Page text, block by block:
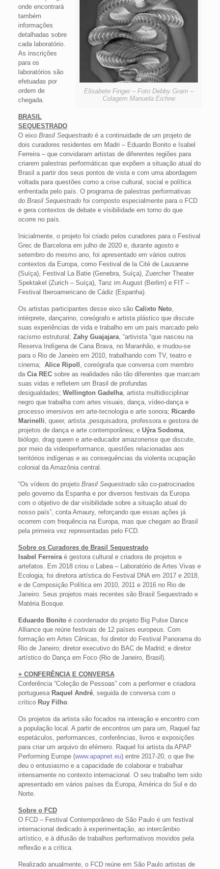
Elisabete Finger – Foto Debby Gram –
Colagem Manuela Eichne
onde encontrará
também
informações
detalhadas sobre
cada laboratório.
As inscrições
para os
laboratórios são
efetuadas por
ordem de
chegada.
BRASIL
SEQUESTRADO
O eixo Brasil Sequestradoé a continuidade de um projeto de
dois curadores residentes em Madri – Eduardo Bonito e Isabel
Ferreira – que convidaram artistas de diferentes regiões para
criarem palestras performáticas que expõem a situação atual do
Brasil a partir dos seus pontos de vista e com uma abordagem
voltada para questões como a crise cultural, social e política
enfrentada pelo país. O programa de palestras performativas
do Brasil Sequestrado foi composto especialmente para o FCD
e gera contextos de debate e visibilidade em torno do que
ocorre no país.
Inicialmente, o projeto foi criado pelos curadores para o Festival
Grec de Barcelona em julho de 2020 e, durante agosto e
setembro do mesmo ano, foi apresentado em vários outros
contextos da Europa, como Festival de la Cité de Lausanne
(Suíça), Festival La Batie (Genebra, Suíça), Zuercher Theater
Spektakel (Zurich – Suíça), Tanz im August (Berlim) e FIT –
Festival Iberoamericano de Cádiz (Espanha).
Os artistas participantes desse eixo são Calixto Neto,
intérprete, dançarino, coreógrafo e artista plástico que discute
suas experiências de vida e trabalho em um país marcado pelo
racismo estrutural; Zahy Guajajara, “artivista “que nasceu na
Reserva Indígena de Cana Brava, no Maranhão, e mudou-se
para o Rio de Janeiro em 2010, trabalhando com TV, teatro e
cinema; Alice Ripoll , coreógrafa que conversa com membro
da Cia RECsobre as realidades não tão diferentes que marcam
suas vidas e refletem um Brasil de profundas
desigualdades; Wellington Gadelha, artista multidisciplinar
negro que trabalha com artes visuais, dança, vídeo-dança e
processo imersivos em arte-tecnologia e arte sonora; Ricardo
Marinelli, queer, artista ,pesquisadora, professora e gestora de
projetos de dança e arte contemporânea; eUýra Sodoma,
biólogo, drag queen e arte-educador amazonense que discute,
por meio da videoperformance, questões relacionadas aos
territórios indígenas e as consequências da violenta ocupação
colonial da Amazônia central.
“Os vídeos do projeto Brasil Sequestradosão co-patrocinados
pelo governo da Espanha e por diversos festivais da Europa
com o objetivo de dar visibilidade sobre a situação atual do
nosso país”, conta Amaury, reforçando que essas ações já
ocorrem com frequência na Europa, mas que chegam ao Brasil
pela primeira vez representadas pelo FCD.
Sobre os Curadores de Brasil Sequestrado
Isabel Ferreiraé gestora cultural e criadora de projetos e
artefatos. Em 2018 criou o Labea – Laboratório de Artes Vivas e
Ecologia; foi diretora artística do Festival DNA em 2017 e 2018,
e de Composição Política em 2010, 2011 e 2016 no Rio de
Janeiro. Seus projetos mais recentes são Brasil Sequestrado e
Matéria Bosque.
Eduardo Bonitoé coordenador do projeto Big Pulse Dance
Alliance que reúne festivais de 12 países europeus. Com
formação em Artes Cênicas, foi diretor do Festival Panorama do
Rio de Janeiro; diretor executivo do BAC de Madrid; e diretor
artístico do Dança em Foco (Rio de Janeiro, Brasil).
+ CONFERÊNCIA E CONVERSA
Conferência “Coleção de Pessoas” com a performer e criadora
portuguesa Raquel André, seguida de conversa com o
crítico Ruy Filho.
Os projetos da artista são focados na interação e encontro com
a população local. A partir de encontros um para um, Raquel faz
espetáculos, performances, conferências, livros e exposições
para criar um arquivo do efémero. Raquel foi artista da APAP
Performing Europe (www.apapnet.eu) entre 2017-20, o que lhe
deu o entusiasmo e a capacidade de colaborar e trabalhar
intensamente no contexto internacional. O seu trabalho tem sido
apresentado em vários países da Europa, América do Sul e do
Norte.
Sobre o FCD
O FCD – Festival Contemporâneo de São Paulo é um festival
internacional dedicado à experimentação, ao intercâmbio
artístico, e à difusão de trabalhos performativos movidos pela
reflexão e a crítica.
Realizado anualmente, o FCD reúne em São Paulo artistas de